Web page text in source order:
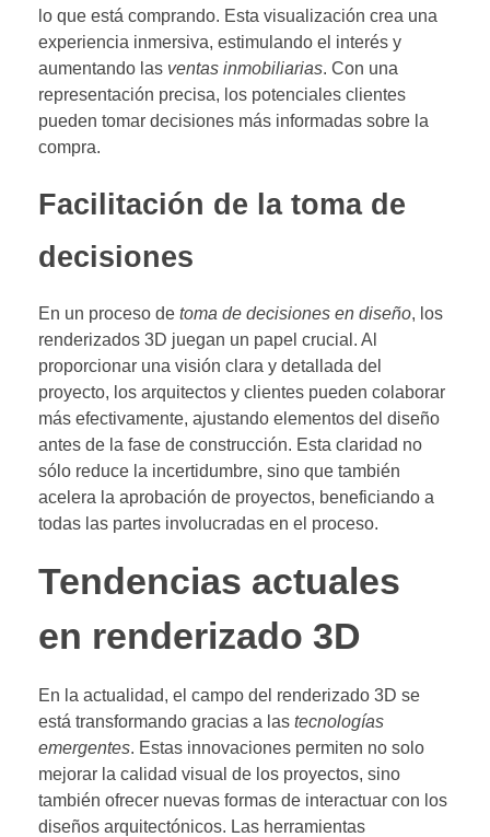
lo que está comprando. Esta visualización crea una
experiencia inmersiva, estimulando el interés y
aumentando las ventas inmobiliarias. Con una
representación precisa, los potenciales clientes
pueden tomar decisiones más informadas sobre la
compra.
Facilitación de la toma de
decisiones
En un proceso de toma de decisiones en diseño, los
renderizados 3D juegan un papel crucial. Al
proporcionar una visión clara y detallada del
proyecto, los arquitectos y clientes pueden colaborar
más efectivamente, ajustando elementos del diseño
antes de la fase de construcción. Esta claridad no
sólo reduce la incertidumbre, sino que también
acelera la aprobación de proyectos, beneficiando a
todas las partes involucradas en el proceso.
Tendencias actuales
en renderizado 3D
En la actualidad, el campo del renderizado 3D se
está transformando gracias a las tecnologías
emergentes. Estas innovaciones permiten no solo
mejorar la calidad visual de los proyectos, sino
también ofrecer nuevas formas de interactuar con los
diseños arquitectónicos. Las herramientas